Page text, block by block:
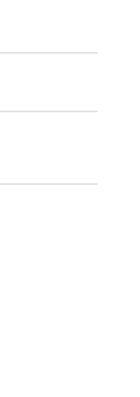
vos besoins.
et de voir